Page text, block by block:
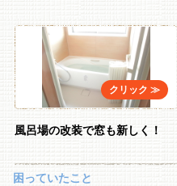
風呂場の改装で窓も新しく！
困っていたこと